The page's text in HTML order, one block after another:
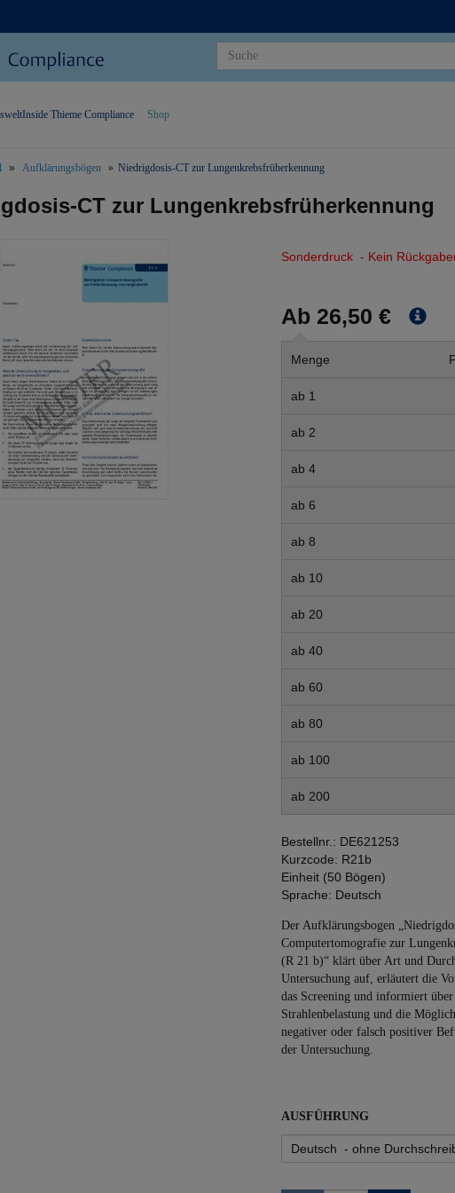
Inside Thieme Compliance Shop
Aufklärungsbögen Niedrigdosis-CT zur Lungenkrebsfrüherkennung
CT zur Lungenkrebsfrüherkennung
Sonderdruck - Kein
Ab 26,50 €
Menge
ab 1
ab 2
ab 4
ab 6
ab 8
ab 10
ab 20
ab 40
ab 60
ab 80
ab 100
ab 200
Bestellnr.: DE621253
Kurzcode: R21b
Einheit (50 Bögen)
Sprache: Deutsch
Der Aufklärungsbogen
Computertomografie zur
(R 21 b)“ klärt über Art und
Untersuchung auf, erläutert die
das Screening und informiert
Strahlenbelastung und die
negativer oder falsch positiver
der Untersuchung.
AUSFÜHRUNG